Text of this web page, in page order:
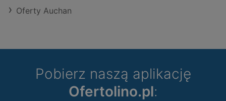
Oferty Auchan
Pobierz naszą aplikację
Ofertolino.pl: